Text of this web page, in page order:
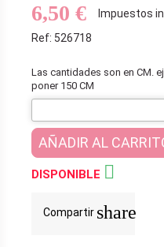
6,50 €
Impuestos
Ref: 526718
Las cantidades son en CM.
poner 150 CM
AÑADIR AL
DISPONIBLE 
Compartir share